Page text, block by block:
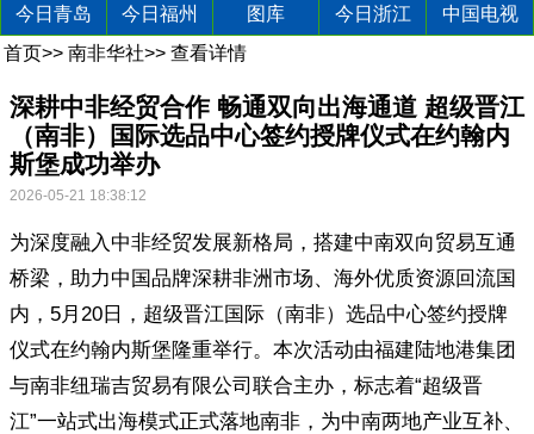
今日青岛 今日福州 图库 今日浙江
中国电视
首页>> 南非华社>> 查看详情
深耕中非经贸合作 畅通双向出海通道 超级晋江
（南非）国际选品中心签约授牌仪式在约翰内
斯堡成功举办
2026-05-21 18:38:12
为深度融入中非经贸发展新格局，搭建中南双向贸易互通
桥梁，助力中国品牌深耕非洲市场、海外优质资源回流国
内，5月20日，超级晋江国际（南非）选品中心签约授牌
仪式在约翰内斯堡隆重举行。本次活动由福建陆地港集团
与南非纽瑞吉贸易有限公司联合主办，标志着“超级晋
江”一站式出海模式正式落地南非，为中南两地产业互补、